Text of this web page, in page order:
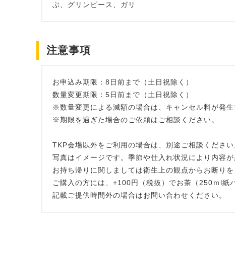
ぶ、グリンピース、ガリ
注意事項
お申込み期限：8日前まで（土日祝除く）
数量変更期限：5日前まで（土日祝除く）
※数量変更による減額の場合は、キャンセル料が発
※期限を過ぎた場合のご依頼はご相談ください。
TKP会場以外をご利用の場合は、別途ご相談ください
写真はイメージです。季節や仕入れ状況により内容が
お持ち帰りに関しましては衛生上の観点からお断り
ご購入の方には、+100円（税抜）でお茶（250ｍl紙
記載ご提供時間外の場合はお問い合わせください。